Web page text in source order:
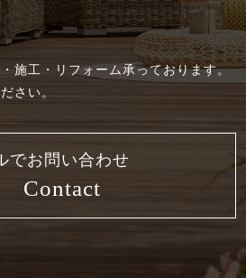
施工・リフォーム承っております。
さい。
でお問い合わせ
Contact